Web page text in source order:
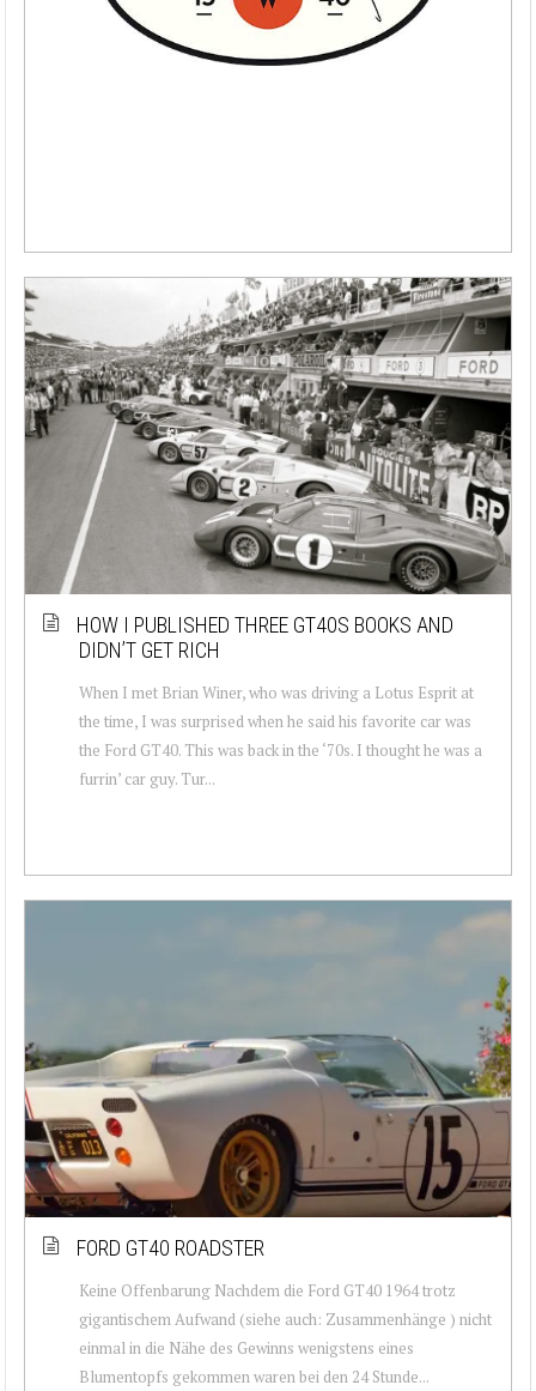
HOW I PUBLISHED THREE GT40S BOOKS AND
DIDN’T GET RICH
When I met Brian Winer, who was driving a Lotus Esprit at
the time, I was surprised when he said his favorite car was
the Ford GT40. This was back in the ‘70s. I thought he was a
furrin’ car guy. Tur...
FORD GT40 ROADSTER
Keine Offenbarung Nachdem die Ford GT40 1964 trotz
gigantischem Aufwand (siehe auch: Zusammenhänge ) nicht
einmal in die Nähe des Gewinns wenigstens eines
Blumentopfs gekommen waren bei den 24 Stunde...